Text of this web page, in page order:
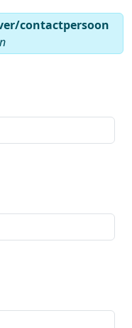
contactpersoon